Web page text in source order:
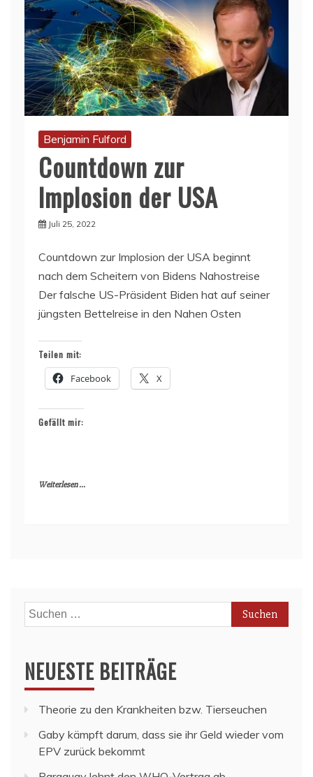
Benjamin Fulford
Countdown zur
Implosion der USA
Juli 25, 2022
Countdown zur Implosion der USA beginnt
nach dem Scheitern von Bidens Nahostreise
Der falsche US-Präsident Biden hat auf seiner
jüngsten Bettelreise in den Nahen Osten
Teilen mit:
Facebook X
Gefällt mir:
Weiterlesen ...
Suchen
nach:
NEUESTE BEITRÄGE
Theorie zu den Krankheiten bzw. Tierseuchen
Gaby kämpft darum, dass sie ihr Geld wieder vom
EPV zurück bekommt